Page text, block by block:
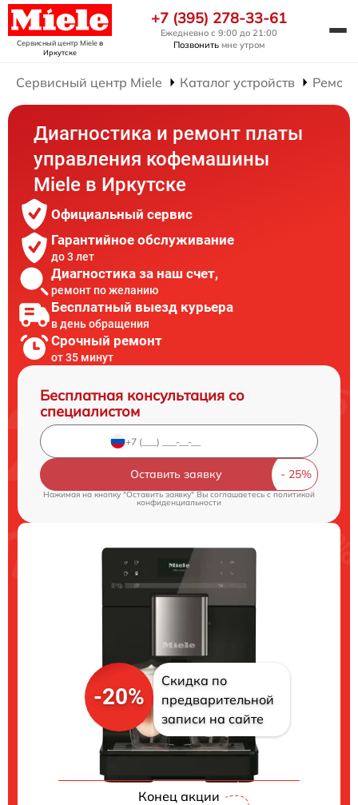
Сервисный центр Mieleв
Иркутске
+7 (395) 278-33-61
Ежедневно с 9:00 до 21:00
Позвонить мне утром
Сервисный центр Miele Каталог устройств
Диагностика и ремонт платы
управления кофемашины
Miele в Иркутске
Официальный сервис
Гарантийное обслуживание
до 3 лет
Диагностика за наш счет,
ремонт по желанию
Бесплатный выезд курьера
в день обращения
Срочный ремонт
от 35 минут
Бесплатная консультация со
специалистом
Оставить заявку
Нажимая на кнопку "Оставить заявку" Вы соглашаетесь cполитикой
конфиденциальности
-20%
Скидка по
предварительной
записи на сайте
Конец акции